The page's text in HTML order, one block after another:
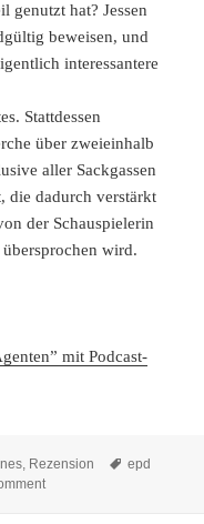
genutzt hat? Jessen
beweisen, und
interessantere
Stattdessen
über zweieinhalb
aller Sackgassen
die dadurch verstärkt
der Schauspielerin
wird.
mit Podcast-
, Rezension Tags
epd
on Verlassene